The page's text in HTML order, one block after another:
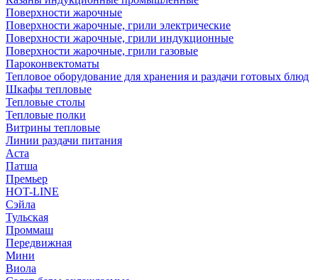
Поверхности жарочные
Поверхности жарочные, грили электрические
Поверхности жарочные, грили индукционные
Поверхности жарочные, грили газовые
Пароконвектоматы
Тепловое оборудование для хранения и раздачи готовых блюд
Шкафы тепловые
Тепловые столы
Тепловые полки
Витрины тепловые
Линии раздачи питания
Аста
Патша
Премьер
HOT-LINE
Сэйла
Тульская
Проммаш
Передвижная
Мини
Виола